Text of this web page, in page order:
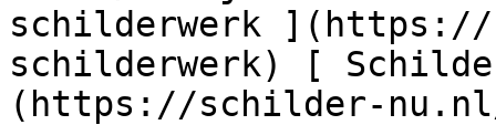
schilderwerk
schilderwerk) [
(https://schilder-nu.nl/